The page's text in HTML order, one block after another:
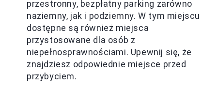
przestronny, bezpłatny parking zarówno
naziemny, jak i podziemny. W tym miejscu
dostępne są również miejsca
przystosowane dla osób z
niepełnosprawnościami. Upewnij się, że
znajdziesz odpowiednie miejsce przed
przybyciem.